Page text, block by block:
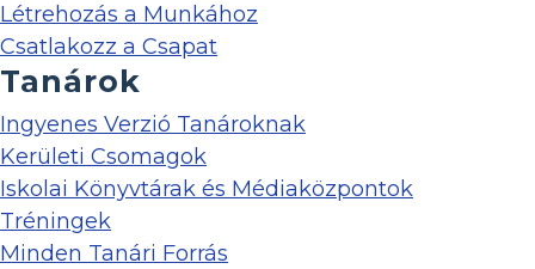
Létrehozás a Munkához
Csatlakozz a Csapat
Tanárok
Ingyenes Verzió Tanároknak
Kerületi Csomagok
Iskolai Könyvtárak és Médiaközpontok
Tréningek
Minden Tanári Forrás